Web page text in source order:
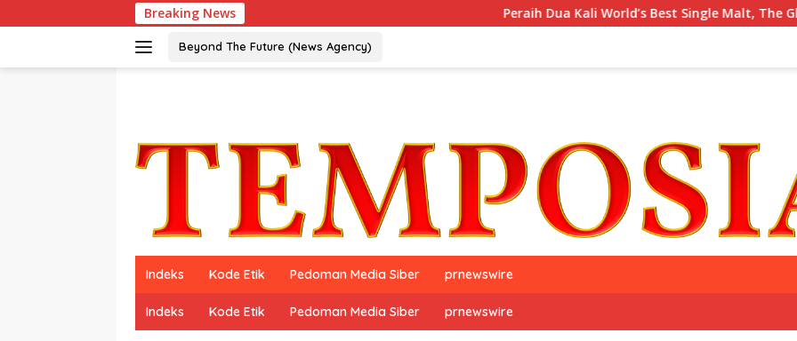
ke
Breaking News Peraih Dua Kali World’s Best Single Malt, The
Beyond The Future (News Agency)
Indeks Kode Etik Pedoman Media Siber prnewswire
Indeks Kode Etik Pedoman Media Siber prnewswire